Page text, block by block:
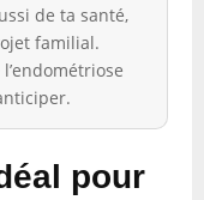
de ta santé,
familial.
pour